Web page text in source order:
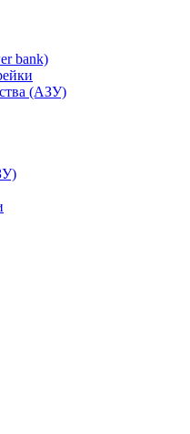
bank)
(АЗУ)